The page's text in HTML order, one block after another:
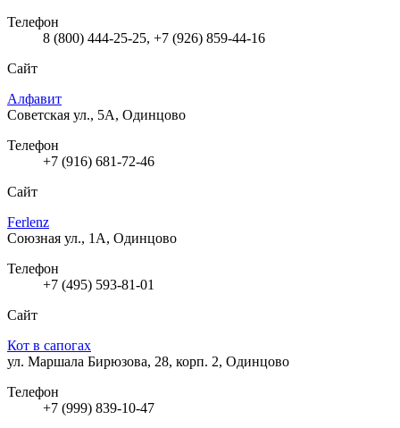
Телефон
8 (800) 444-25-25, +7 (926) 859-44-16
Сайт
Алфавит
Советская ул., 5А, Одинцово
Телефон
+7 (916) 681-72-46
Сайт
Ferlenz
Союзная ул., 1А, Одинцово
Телефон
+7 (495) 593-81-01
Сайт
Кот в сапогах
ул. Маршала Бирюзова, 28, корп. 2, Одинцово
Телефон
+7 (999) 839-10-47